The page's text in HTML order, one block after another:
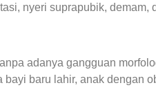
nyeri suprapubik, demam,
adanya gangguan
bayi baru lahir, anak dengan